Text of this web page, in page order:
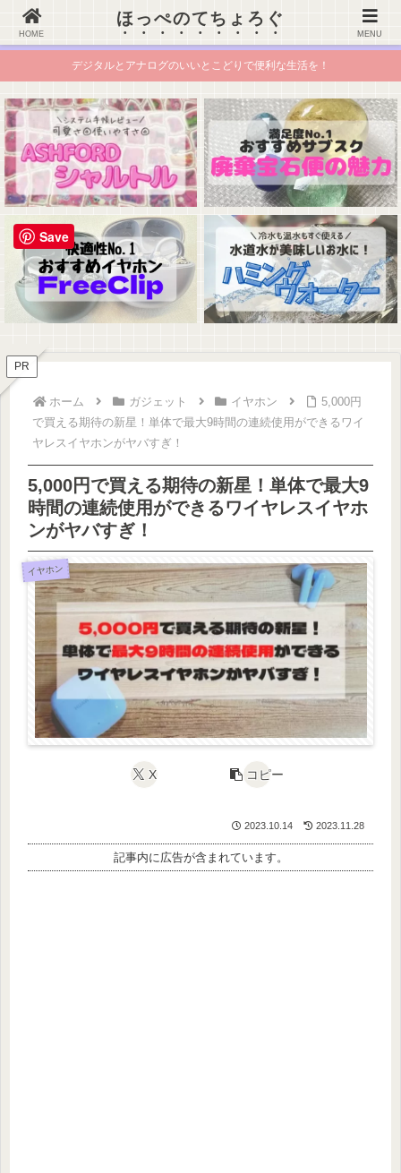
ほっぺのてちょろぐ
デジタルとアナログのいいとこどりで便利な生活を！
PR
ホーム ガジェット イヤホン
5,000円
で買える期待の新星！単体で最大9時間の連続使用ができるワイ
ヤレスイヤホンがヤバすぎ！
5,000円で買える期待の新星！単体で最大9
時間の連続使用ができるワイヤレスイヤホ
ンがヤバすぎ！
イヤホン
X コピー
2023.10.14 2023.11.28
記事内に広告が含まれています。
HOME
ほっぺのてちょろぐ
MENU
Save